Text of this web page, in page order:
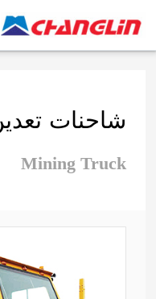
شاحنات
Mining Truck